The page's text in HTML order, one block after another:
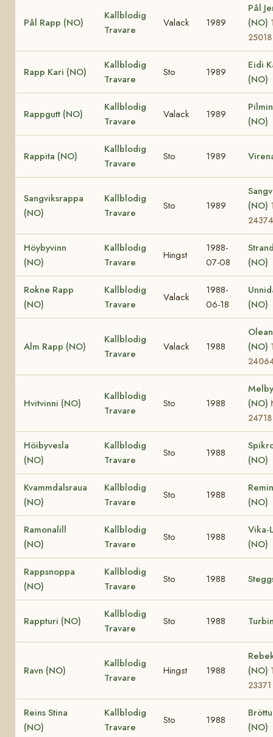
Pål Rapp (NO)
Kallblodig
Travare
Valack 1989
Pål
(NO)
25018
Rapp Kari (NO)
Kallblodig
Travare
Sto 1989
Eidi
(NO)
Rappgutt (NO)
Kallblodig
Travare
Valack 1989
(NO)
Rappita (NO)
Kallblodig
Travare
Sto 1989
Sangviksrappa
(NO)
Kallblodig
Travare
Sto 1989
(NO)
24374
Höybyvinn
(NO)
Kallblodig
Travare
Hingst
1988-
07-08
(NO)
Rokne Rapp
(NO)
Kallblodig
Travare
Valack
1988-
06-18
(NO)
Alm Rapp (NO)
Kallblodig
Travare
Valack 1988
(NO)
Hvitvinni (NO)
Kallblodig
Travare
Sto 1988
(NO)
24718
Höibyvesla
(NO)
Kallblodig
Travare
Sto 1988
(NO)
Kvammdalsraua
(NO)
Kallblodig
Travare
Sto 1988
(NO)
Ramonalill
(NO)
Kallblodig
Travare
Sto 1988
Vika-
(NO)
Rappsnoppa
(NO)
Kallblodig
Travare
Sto 1988
Rappturi (NO)
Kallblodig
Travare
Sto 1988
Ravn (NO)
Kallblodig
Travare
Hingst 1988
(NO)
23371
Reins Stina
(NO)
Kallblodig
Travare
Sto 1988
(NO)